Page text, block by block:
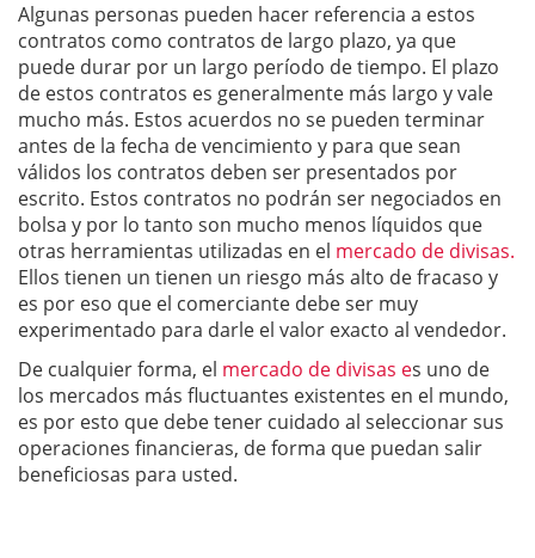
Algunas personas pueden hacer referencia a estos
contratos como contratos de largo plazo, ya que
puede durar por un largo período de tiempo. El plazo
de estos contratos es generalmente más largo y vale
mucho más. Estos acuerdos no se pueden terminar
antes de la fecha de vencimiento y para que sean
válidos los contratos deben ser presentados por
escrito. Estos contratos no podrán ser negociados en
bolsa y por lo tanto son mucho menos líquidos que
otras herramientas utilizadas en el mercado de divisas.
Ellos tienen un tienen un riesgo más alto de fracaso y
es por eso que el comerciante debe ser muy
experimentado para darle el valor exacto al vendedor.
De cualquier forma, el mercado de divisas es uno de
los mercados más fluctuantes existentes en el mundo,
es por esto que debe tener cuidado al seleccionar sus
operaciones financieras, de forma que puedan salir
beneficiosas para usted.